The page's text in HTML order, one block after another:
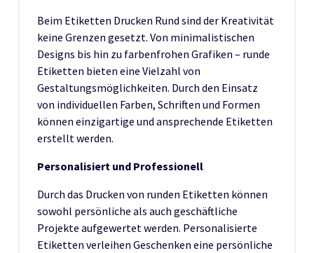
Beim Etiketten Drucken Rund sind der Kreativität
keine Grenzen gesetzt. Von minimalistischen
Designs bis hin zu farbenfrohen Grafiken – runde
Etiketten bieten eine Vielzahl von
Gestaltungsmöglichkeiten. Durch den Einsatz
von individuellen Farben, Schriften und Formen
können einzigartige und ansprechende Etiketten
erstellt werden.
Personalisiert und Professionell
Durch das Drucken von runden Etiketten können
sowohl persönliche als auch geschäftliche
Projekte aufgewertet werden. Personalisierte
Etiketten verleihen Geschenken eine persönliche